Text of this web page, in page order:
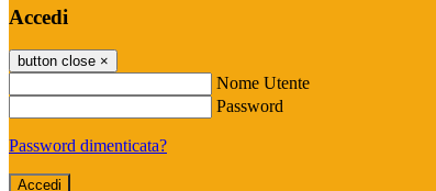
Accedi
button close ×
Nome Utente
Password
Password dimenticata?